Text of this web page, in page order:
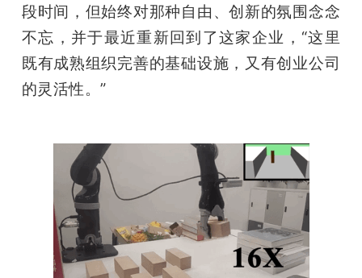
段时间，但始终对那种自由、创新的氛围念念
不忘，并于最近重新回到了这家企业，“这里
既有成熟组织完善的基础设施，又有创业公司
的灵活性。”